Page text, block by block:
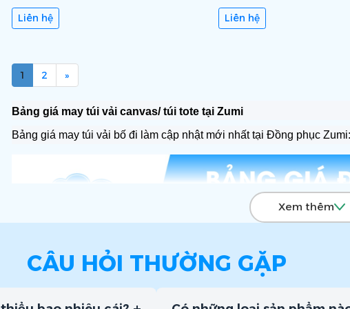
Liên hệ Liên hệ
1 2 »
Bảng giá may túi vải canvas/ túi tote tại Zumi
Bảng giá may túi vải bố đi làm cập nhật mới nhất tại Đồng phục Zumi:
Xem thêm
CÂU HỎI THƯỜNG GẶP